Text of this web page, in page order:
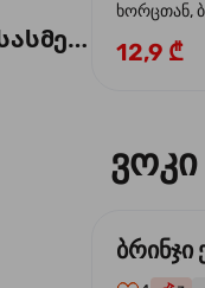
ხორცთან,
და
12,9 ₾
ვოკი
ბრინჯი